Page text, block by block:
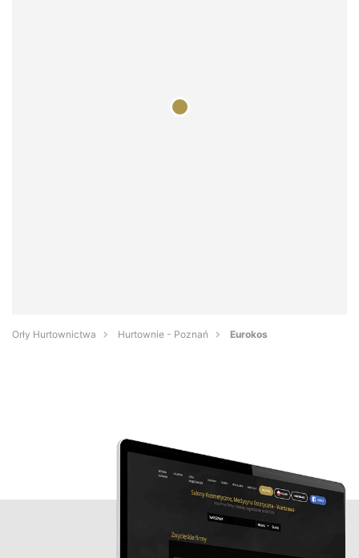
Orły Hurtownictwa Hurtownie - Poznań Eurokos